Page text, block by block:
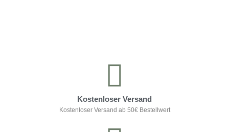
Kostenloser Versand
Kostenloser Versand ab 50€ Bestellwert